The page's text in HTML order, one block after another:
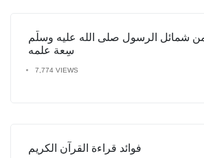
شمائل الرسول صلى الله عليه وسلَّم
سِعة علمه
7,774 VIEWS
فوائد قراءة القرآن الكريم